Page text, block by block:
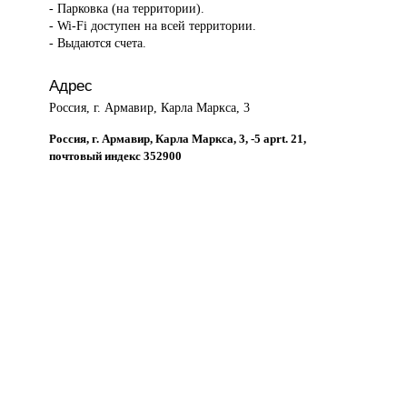
- Парковка (на территории).
- Wi-Fi доступен на всей территории.
- Выдаются счета.
Адрес
Россия, г. Армавир, Карла Маркса, 3
Россия, г. Армавир, Карла Маркса, 3, -5 aprt. 21,
почтовый индекс 352900